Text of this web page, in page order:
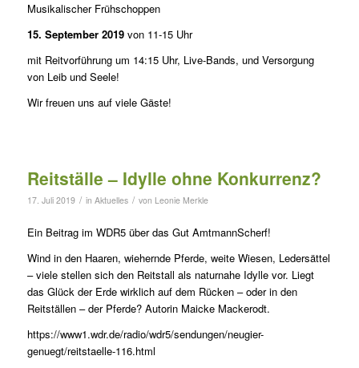
Musikalischer Frühschoppen
15. September 2019von 11-15 Uhr
mit Reitvorführung um 14:15 Uhr, Live-Bands, und Versorgung
von Leib und Seele!
Wir freuen uns auf viele Gäste!
Reitställe – Idylle ohne Konkurrenz?
17. Juli 2019 / in Aktuelles / von Leonie Merkle
Ein Beitrag im WDR5 über das Gut AmtmannScherf!
Wind in den Haaren, wiehernde Pferde, weite Wiesen, Ledersättel
– viele stellen sich den Reitstall als naturnahe Idylle vor. Liegt
das Glück der Erde wirklich auf dem Rücken – oder in den
Reitställen – der Pferde? Autorin Maicke Mackerodt.
https://www1.wdr.de/radio/wdr5/sendungen/neugier-
genuegt/reitstaelle-116.html